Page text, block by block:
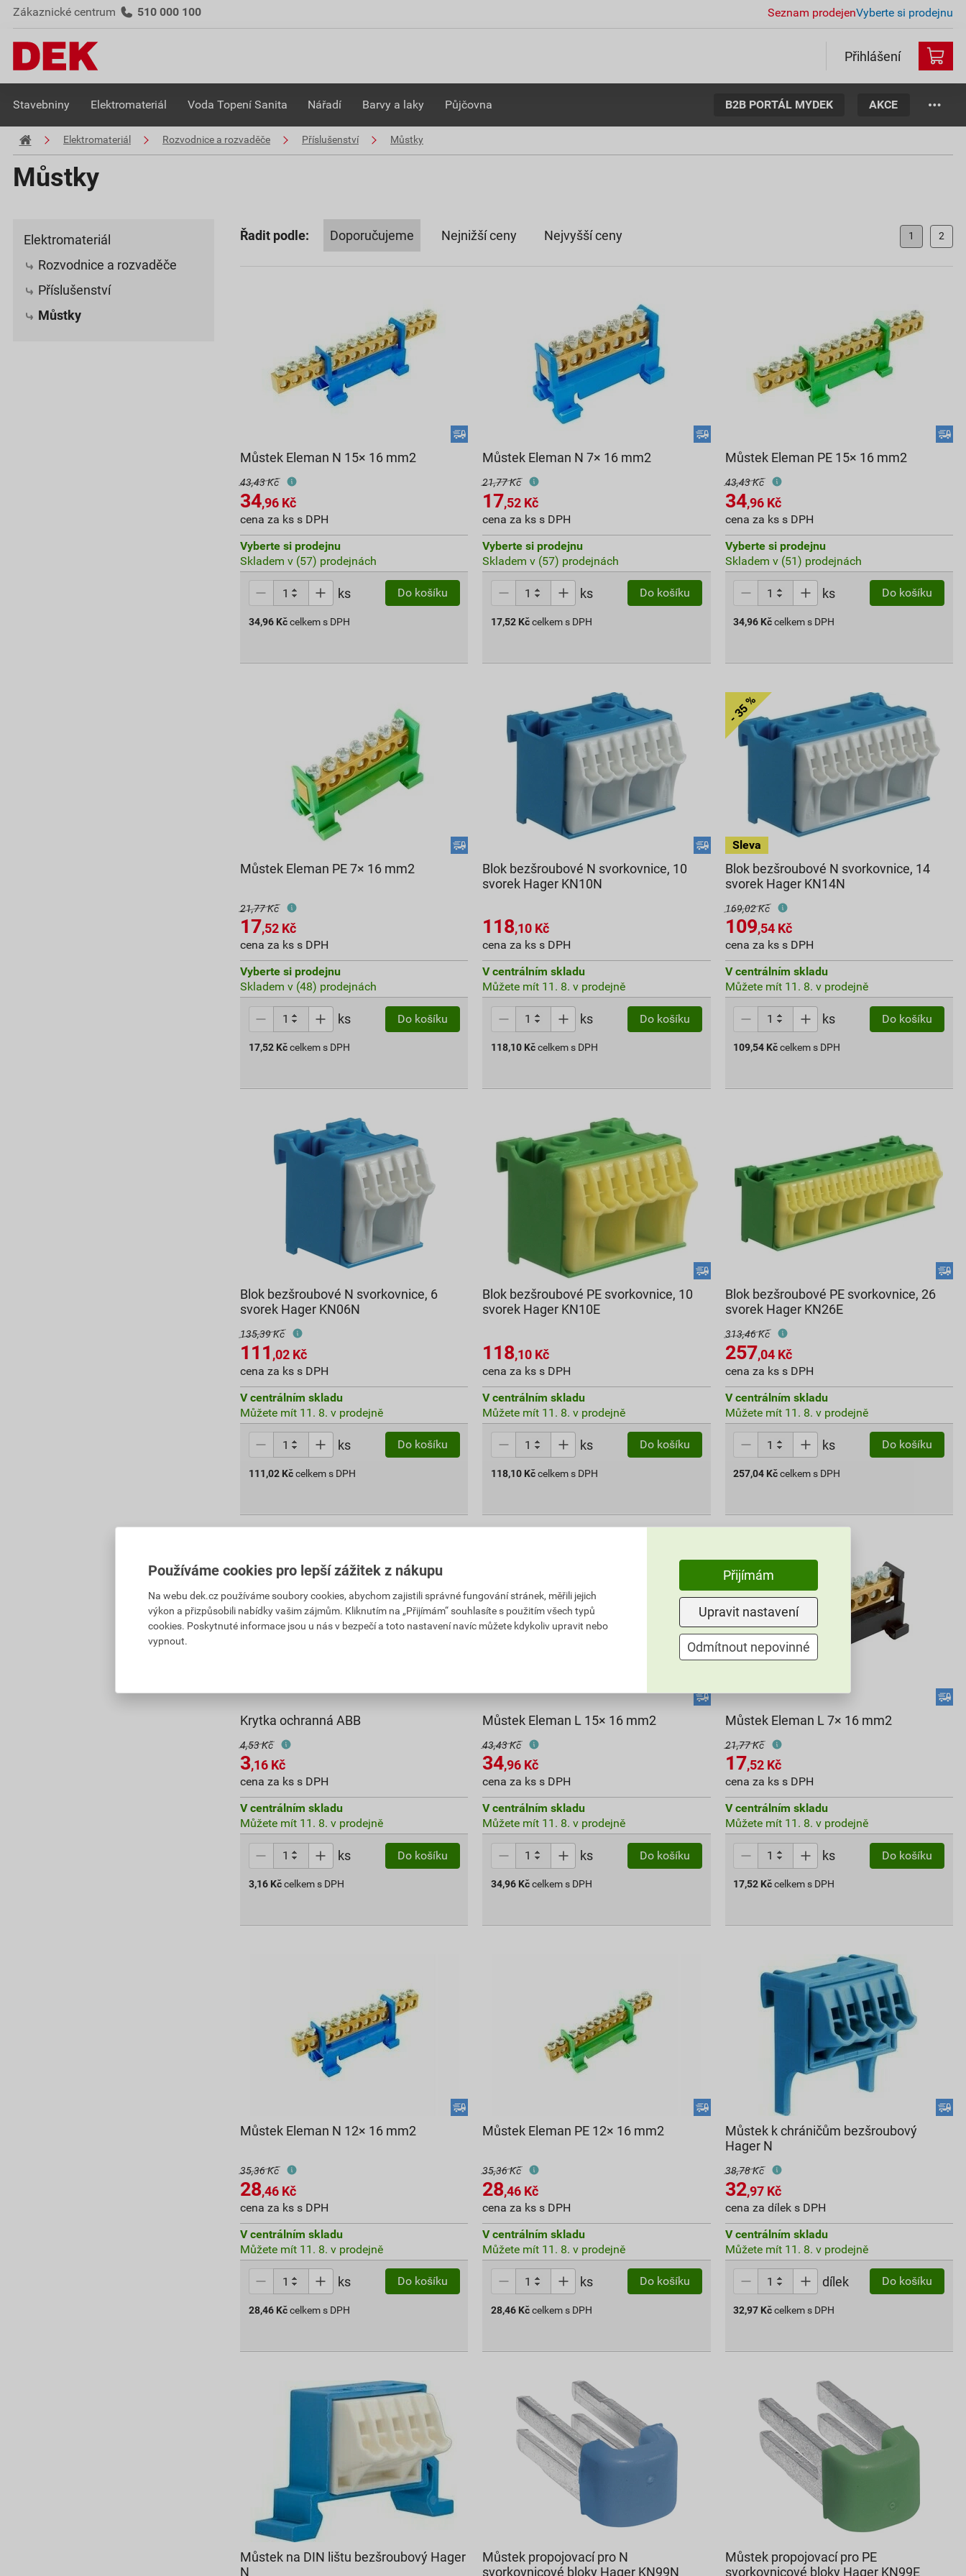
Zákaznické centrum 510 000 100 Seznam prodejenVyberte si prodejnu
Přihlášení
Stavebniny Elektromateriál Voda Topení Sanita Nářadí Barvy a laky Půjčovna B2B PORTÁL MYDEK AKCE
Elektromateriál Rozvodnice a rozvaděče Příslušenství Můstky
Můstky
Elektromateriál
Rozvodnice a rozvaděče
Příslušenství
Můstky
Řadit podle: Doporučujeme Nejnižší ceny Nejvyšší ceny 1 2
Můstek Eleman N 15× 16 mm2
43,43 Kč
34,96 Kč
cena za ks s DPH
Vyberte si prodejnu
Skladem v (57) prodejnách
ks Do košíku
34,96 Kč celkem s DPH
Můstek Eleman N 7× 16 mm2
21,77 Kč
17,52 Kč
cena za ks s DPH
Vyberte si prodejnu
Skladem v (57) prodejnách
ks Do košíku
17,52 Kčcelkem s DPH
Můstek Eleman PE 15× 16 mm2
43,43 Kč
34,96Kč
cena za ks s DPH
Vyberte si prodejnu
Skladem v (51) prodejnách
ks Do košíku
34,96 Kč celkem s DPH
Můstek Eleman PE 7× 16 mm2
21,77 Kč
17,52 Kč
cena za ks s DPH
Vyberte si prodejnu
Skladem v (48) prodejnách
ks Do košíku
17,52 Kč celkem s DPH
Blok bezšroubové N svorkovnice, 10
svorek Hager KN10N
118,10 Kč
cena za ks s DPH
V centrálním skladu
Můžete mít 11. 8. v prodejně
ks Do košíku
118,10 Kčcelkem s DPH
Blok bezšroubové N svorkovnice, 14
svorek Hager KN14N
169,02 Kč
109,54Kč
cena za ks s DPH
V centrálním skladu
Můžete mít 11. 8. v prodejně
ks Do košíku
109,54 Kč celkem s DPH
Blok bezšroubové N svorkovnice, 6
svorek Hager KN06N
135,39 Kč
111 ,02 Kč
cena za ks s DPH
V centrálním skladu
Můžete mít 11. 8. v prodejně
ks Do košíku
111,02 Kč celkem s DPH
Blok bezšroubové PE svorkovnice, 10
svorek Hager KN10E
118,10 Kč
cena za ks s DPH
V centrálním skladu
Můžete mít 11. 8. v prodejně
ks Do košíku
118,10 Kčcelkem s DPH
Blok bezšroubové PE svorkovnice, 26
svorek Hager KN26E
313,46 Kč
257,04Kč
cena za ks s DPH
V centrálním skladu
Můžete mít 11. 8. v prodejně
ks Do košíku
257,04 Kč celkem s DPH
Krytka ochranná ABB
4,53 Kč
3,16 Kč
cena za ks s DPH
V centrálním skladu
Můžete mít 11. 8. v prodejně
ks Do košíku
3,16 Kč celkem s DPH
Můstek Eleman L 15× 16 mm2
43,43 Kč
34,96 Kč
cena za ks s DPH
V centrálním skladu
Můžete mít 11. 8. v prodejně
ks Do košíku
34,96 Kčcelkem s DPH
Můstek Eleman L 7× 16 mm2
21,77 Kč
17,52Kč
cena za ks s DPH
V centrálním skladu
Můžete mít 11. 8. v prodejně
ks Do košíku
17,52 Kč celkem s DPH
Můstek Eleman N 12× 16 mm2
35,36 Kč
28,46 Kč
cena za ks s DPH
V centrálním skladu
Můžete mít 11. 8. v prodejně
ks Do košíku
28,46 Kč celkem s DPH
Můstek Eleman PE 12× 16 mm2
35,36 Kč
28,46 Kč
cena za ks s DPH
V centrálním skladu
Můžete mít 11. 8. v prodejně
ks Do košíku
28,46 Kčcelkem s DPH
Můstek k chráničům bezšroubový
Hager N
38,78 Kč
32,97Kč
cena za dílek s DPH
V centrálním skladu
Můžete mít 11. 8. v prodejně
dílek Do košíku
32,97 Kč celkem s DPH
Můstek na DIN lištu bezšroubový Hager
N
Můstek propojovací pro N
svorkovnicové bloky Hager KN99N
Můstek propojovací pro PE
svorkovnicové bloky Hager KN99E
Používáme cookies pro lepší zážitek z nákupu
Na webu dek.cz používáme soubory cookies, abychom zajistili správné fungování stránek, měřili jejich
výkon a přizpůsobili nabídky vašim zájmům. Kliknutím na „Přijímám“ souhlasíte s použitím všech typů
cookies. Poskytnuté informace jsou u nás v bezpečí a toto nastavení navíc můžete kdykoliv upravit nebo
vypnout.
Přijímám
Upravit nastavení
Odmítnout nepovinné